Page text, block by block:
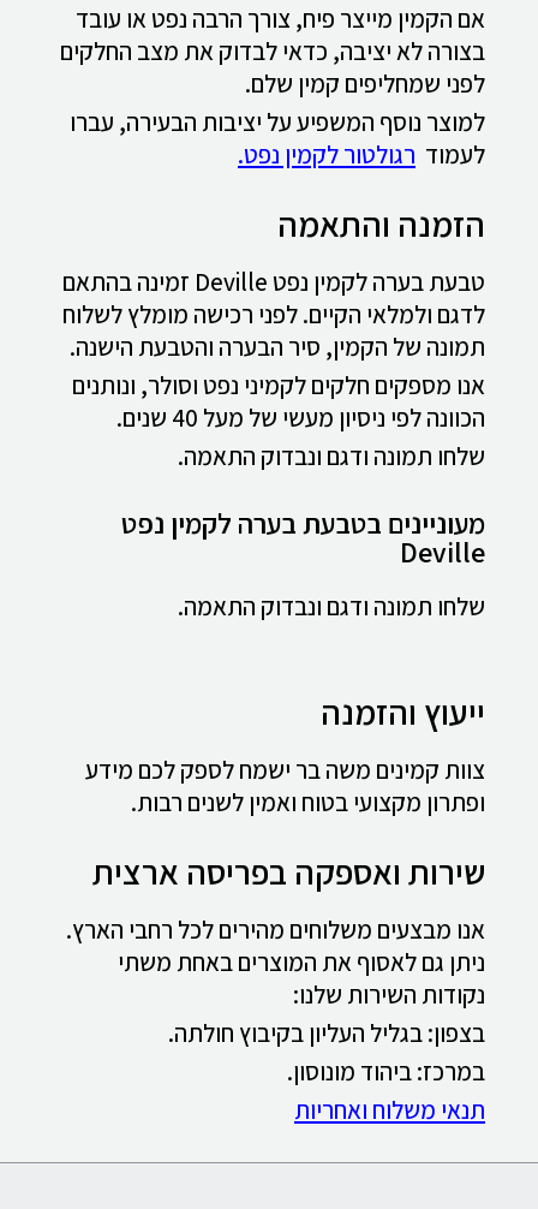
אם הקמין מייצר פיח, צורך הרבה נפט או עובד
בצורה לא יציבה, כדאי לבדוק את מצב החלקים
לפני שמחליפים קמין שלם.
למוצר נוסף המשפיע על יציבות הבעירה, עברו
לעמוד רגולטור לקמין נפט.
הזמנה והתאמה
טבעת בערה לקמין נפט Deville זמינה בהתאם
לדגם ולמלאי הקיים. לפני רכישה מומלץ לשלוח
תמונה של הקמין, סיר הבערה והטבעת הישנה.
אנו מספקים חלקים לקמיני נפט וסולר, ונותנים
הכוונה לפי ניסיון מעשי של מעל 40 שנים.
שלחו תמונה ודגם ונבדוק התאמה.
מעוניינים בטבעת בערה לקמין נפט
Deville
שלחו תמונה ודגם ונבדוק התאמה.
ייעוץ והזמנה
צוות קמינים משה בר ישמח לספק לכם מידע
ופתרון מקצועי בטוח ואמין לשנים רבות.
שירות ואספקה בפריסה ארצית
אנו מבצעים משלוחים מהירים לכל רחבי הארץ.
ניתן גם לאסוף את המוצרים באחת משתי
נקודות השירות שלנו:
בצפון: בגליל העליון בקיבוץ חולתה.
במרכז: ביהוד מונוסון.
תנאי משלוח ואחריות